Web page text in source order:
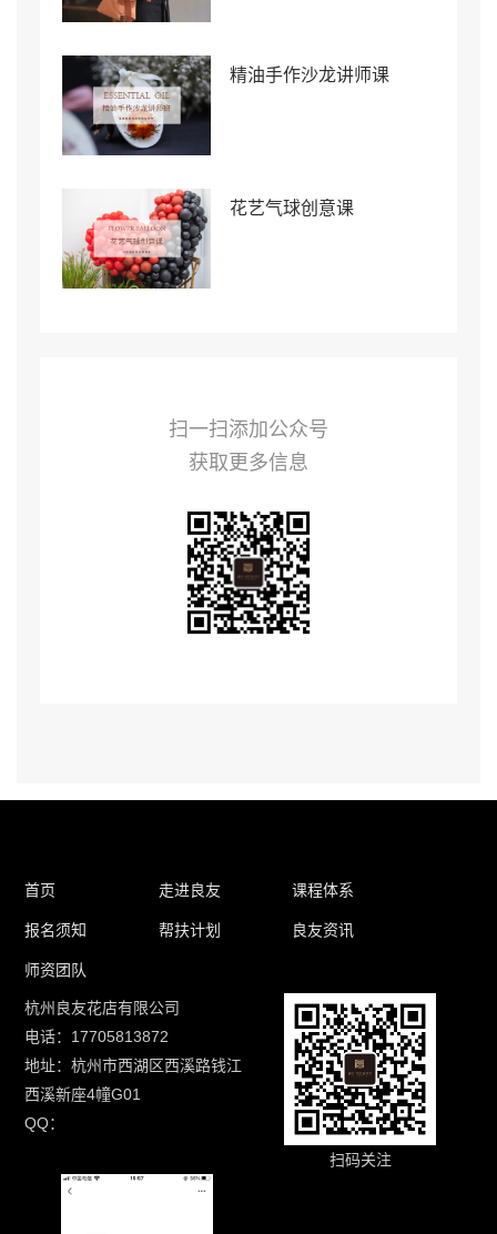
精油手作沙龙讲师课
花艺气球创意课
扫一扫添加公众号
获取更多信息
首页 走进良友 课程体系
报名须知 帮扶计划 良友资讯
师资团队
杭州良友花店有限公司
电话：17705813872
地址：杭州市西湖区西溪路钱江
西溪新座4幢G01
QQ：
扫码关注